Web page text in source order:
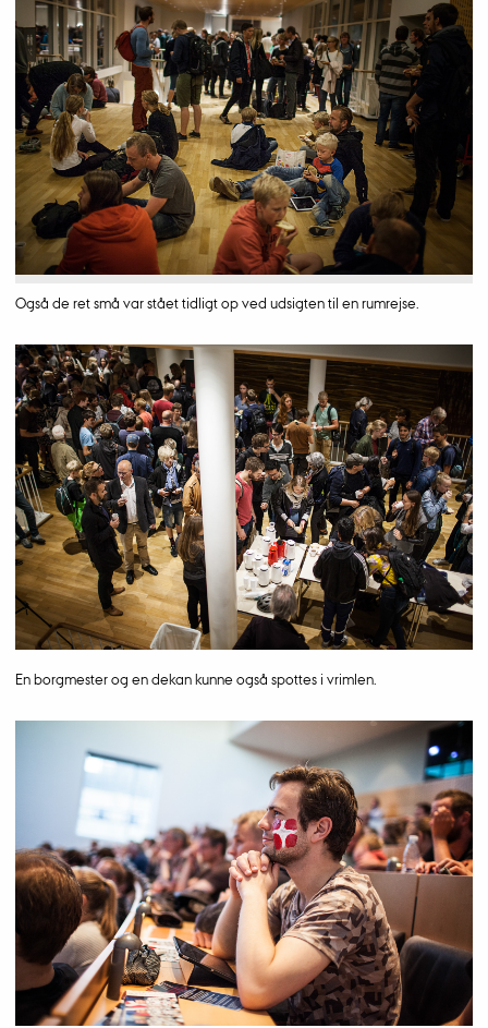
Også de ret små var stået tidligt op ved udsigten til en rumrejse.
En borgmester og en dekan kunne også spottes i vrimlen.